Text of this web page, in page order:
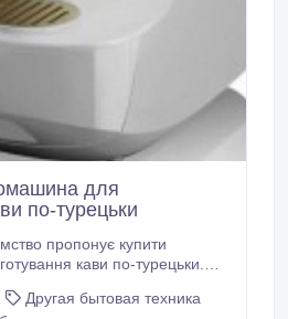
для
по-турецьки
пропонує купити
кави по-турецьки.
кави – 45 секунд. Ідеально
Другая бытовая техника